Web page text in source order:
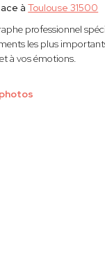
àToulouse 31500
professionnel
les plus
à vos émotions.